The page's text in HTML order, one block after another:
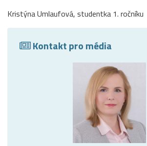
Kristýna Umlaufová, studentka 1. ročníku
Kontakt pro média